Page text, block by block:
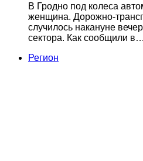
В Гродно под колеса
женщина. Дорожно-
случилось накануне
сектора. Как сообщили в…
Регион